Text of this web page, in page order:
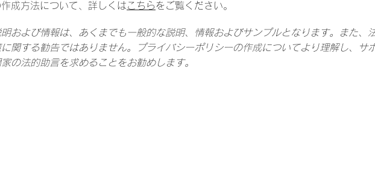
成方法について、詳しくはこちらをご覧ください。
および情報は、あくまでも一般的な説明、情報およびサンプルとなります。また、
関する勧告ではありません。プライバシーポリシーの作成についてより理解し、サ
の法的助言を求めることをお勧めします。